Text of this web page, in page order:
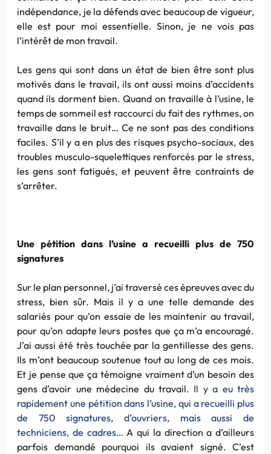
indépendance, je la défends avec beaucoup de vigueur,
elle est pour moi essentielle. Sinon, je ne vois pas
l’intérêt de mon travail.
Les gens qui sont dans un état de bien être sont plus
motivés dans le travail, ils ont aussi moins d’accidents
quand ils dorment bien. Quand on travaille à l’usine, le
temps de sommeil est raccourci du fait des rythmes, on
travaille dans le bruit… Ce ne sont pas des conditions
faciles. S’il y a en plus des risques psycho-sociaux, des
troubles musculo-squelettiques renforcés par le stress,
les gens sont fatigués, et peuvent être contraints de
s’arrêter.
Une pétition dans l’usine a recueilli plus de 750
signatures
Sur le plan personnel, j’ai traversé ces épreuves avec du
stress, bien sûr. Mais il y a une telle demande des
salariés pour qu’on essaie de les maintenir au travail,
pour qu’on adapte leurs postes que ça m’a encouragé.
J’ai aussi été très touchée par la gentillesse des gens.
Ils m’ont beaucoup soutenue tout au long de ces mois.
Et je pense que ça témoigne vraiment d’un besoin des
gens d’avoir une médecine du travail. Il y a eu très
rapidement une pétition dans l’usine, qui a recueilli plus
de 750 signatures, d’ouvriers, mais aussi de
techniciens, de cadres… A qui la direction a d’ailleurs
parfois demandé pourquoi ils avaient signé. C’est